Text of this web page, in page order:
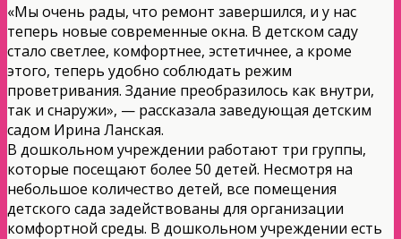
«Мы очень рады, что ремонт завершился, и у нас
теперь новые современные окна. В детском саду
стало светлее, комфортнее, эстетичнее, а кроме
этого, теперь удобно соблюдать режим
проветривания. Здание преобразилось как внутри,
так и снаружи», — рассказала заведующая детским
садом Ирина Ланская.
В дошкольном учреждении работают три группы,
которые посещают более 50 детей. Несмотря на
небольшое количество детей, все помещения
детского сада задействованы для организации
комфортной среды. В дошкольном учреждении есть